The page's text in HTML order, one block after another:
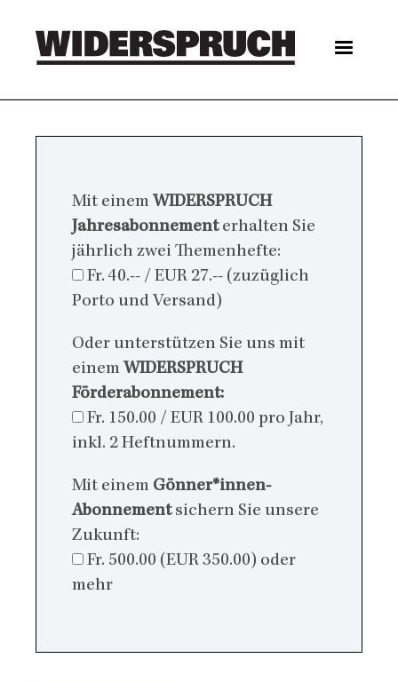
content
Mit einem WIDERSPRUCH
Jahresabonnementerhalten Sie
jährlich zwei Themenhefte:
Fr. 40.-- / EUR 27.-- (zuzüglich
Porto und Versand)
Oder unterstützen Sie uns mit
einem WIDERSPRUCH
Förderabonnement:
Fr. 150.00 / EUR 100.00 pro Jahr,
inkl. 2 Heftnummern.
Mit einem Gönner*innen-
Abonnementsichern Sie unsere
Zukunft:
Fr. 500.00 (EUR 350.00) oder
mehr